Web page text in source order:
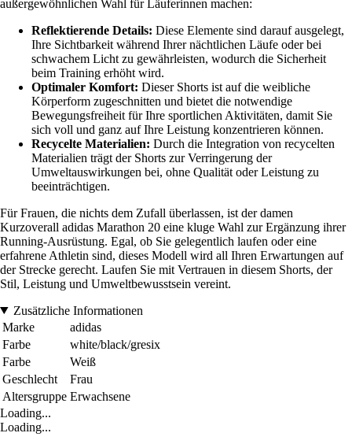
außergewöhnlichen Wahl für Läuferinnen machen:
Reflektierende Details: Diese Elemente sind darauf ausgelegt,
Ihre Sichtbarkeit während Ihrer nächtlichen Läufe oder bei
schwachem Licht zu gewährleisten, wodurch die Sicherheit
beim Training erhöht wird.
Optimaler Komfort: Dieser Shorts ist auf die weibliche
Körperform zugeschnitten und bietet die notwendige
Bewegungsfreiheit für Ihre sportlichen Aktivitäten, damit Sie
sich voll und ganz auf Ihre Leistung konzentrieren können.
Recycelte Materialien: Durch die Integration von recycelten
Materialien trägt der Shorts zur Verringerung der
Umweltauswirkungen bei, ohne Qualität oder Leistung zu
beeinträchtigen.
Für Frauen, die nichts dem Zufall überlassen, ist der damen
Kurzoverall adidas Marathon 20 eine kluge Wahl zur Ergänzung ihrer
Running-Ausrüstung. Egal, ob Sie gelegentlich laufen oder eine
erfahrene Athletin sind, dieses Modell wird all Ihren Erwartungen auf
der Strecke gerecht. Laufen Sie mit Vertrauen in diesem Shorts, der
Stil, Leistung und Umweltbewusstsein vereint.
Zusätzliche Informationen
Marke
adidas
Farbe
white/black/gresix
Farbe
Weiß
Geschlecht
Frau
Altersgruppe Erwachsene
Loading...
Loading...